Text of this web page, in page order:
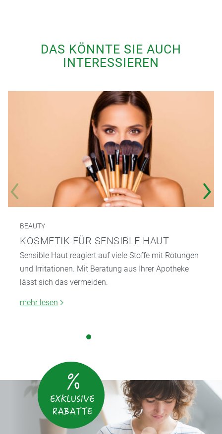
DAS KÖNNTE SIE AUCH
INTERESSIEREN
BEAUTY
KOSMETIK FÜR SENSIBLE HAUT
Sensible Haut reagiert auf viele Stoffe mit Rötungen
und Irritationen. Mit Beratung aus Ihrer Apotheke
lässt sich das vermeiden.
mehr lesen